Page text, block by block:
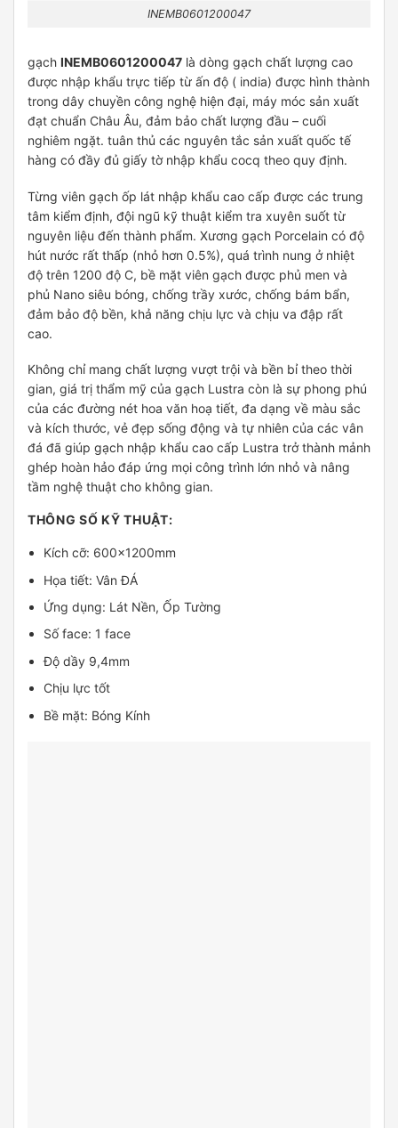
INEMB0601200047
gạch INEMB0601200047 là dòng gạch chất lượng cao
được nhập khẩu trực tiếp từ ấn độ ( india) được hình thành
trong dây chuyền công nghệ hiện đại, máy móc sản xuất
đạt chuẩn Châu Âu, đảm bảo chất lượng đầu – cuối
nghiêm ngặt. tuân thủ các nguyên tắc sản xuất quốc tế
hàng có đầy đủ giấy tờ nhập khẩu cocq theo quy định.
Từng viên gạch ốp lát nhập khẩu cao cấp được các trung
tâm kiểm định, đội ngũ kỹ thuật kiểm tra xuyên suốt từ
nguyên liệu đến thành phẩm. Xương gạch Porcelain có độ
hút nước rất thấp (nhỏ hơn 0.5%), quá trình nung ở nhiệt
độ trên 1200 độ C, bề mặt viên gạch được phủ men và
phủ Nano siêu bóng, chống trầy xước, chống bám bẩn,
đảm bảo độ bền, khả năng chịu lực và chịu va đập rất
cao.
Không chỉ mang chất lượng vượt trội và bền bỉ theo thời
gian, giá trị thẩm mỹ của gạch Lustra còn là sự phong phú
của các đường nét hoa văn hoạ tiết, đa dạng về màu sắc
và kích thước, vẻ đẹp sống động và tự nhiên của các vân
đá đã giúp gạch nhập khẩu cao cấp Lustra trở thành mảnh
ghép hoàn hảo đáp ứng mọi công trình lớn nhỏ và nâng
tầm nghệ thuật cho không gian.
THÔNG SỐ KỸ THUẬT:
Kích cỡ: 600x1200mm
Họa tiết: Vân ĐÁ
Ứng dụng: Lát Nền, Ốp Tường
Số face: 1 face
Độ dầy 9,4mm
Chịu lực tốt
Bề mặt: Bóng Kính